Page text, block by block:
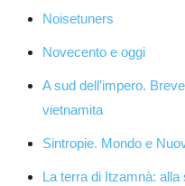
Noisetuners
Novecento e oggi
A sud dell’impero.
vietnamita
Sintropie. Mondo e
La terra di Itzamnà: